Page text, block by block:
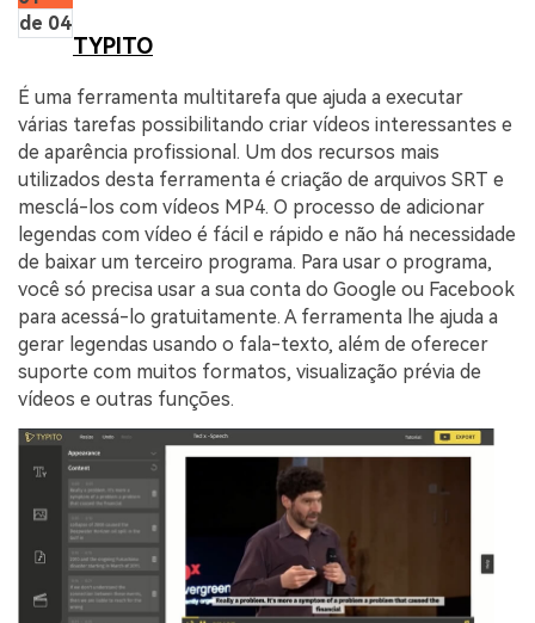
de 04
TYPITO
É uma ferramenta multitarefa que ajuda a executar
várias tarefas possibilitando criar vídeos interessantes e
de aparência profissional. Um dos recursos mais
utilizados desta ferramenta é criação de arquivos SRT e
mesclá-los com vídeos MP4. O processo de adicionar
legendas com vídeo é fácil e rápido e não há necessidade
de baixar um terceiro programa. Para usar o programa,
você só precisa usar a sua conta do Google ou Facebook
para acessá-lo gratuitamente. A ferramenta lhe ajuda a
gerar legendas usando o fala-texto, além de oferecer
suporte com muitos formatos, visualização prévia de
vídeos e outras funções.